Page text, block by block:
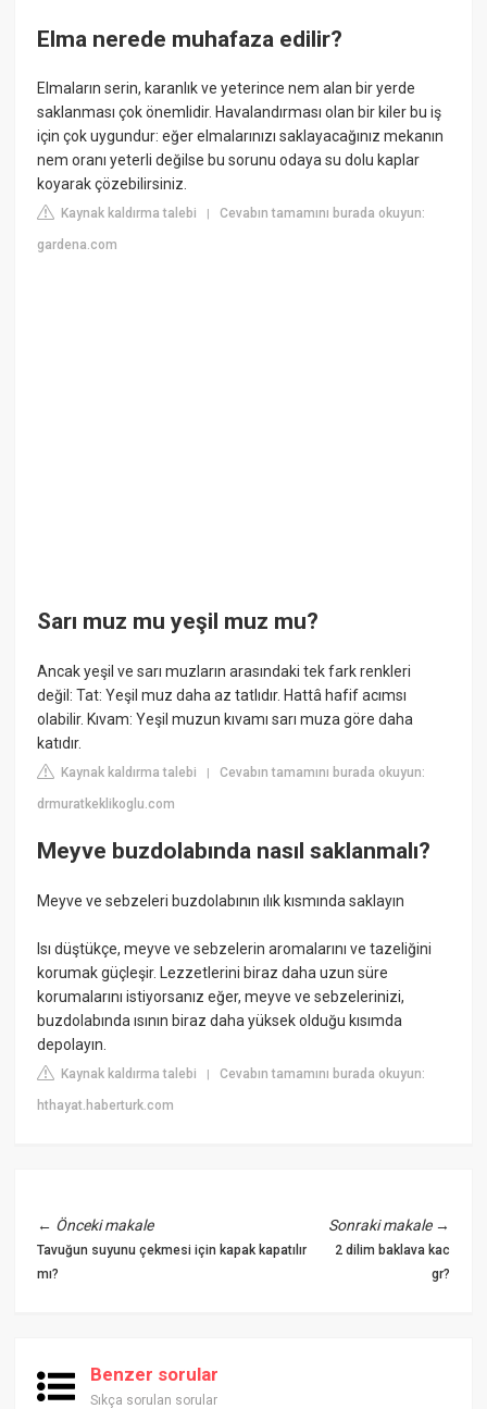
Elma nerede muhafaza edilir?
Elmaların serin, karanlık ve yeterince nem alan bir yerde
saklanması çok önemlidir. Havalandırması olan bir kiler bu iş
için çok uygundur: eğer elmalarınızı saklayacağınız mekanın
nem oranı yeterli değilse bu sorunu odaya su dolu kaplar
koyarak çözebilirsiniz.
Kaynak kaldırma talebi |Cevabın tamamını burada okuyun:
gardena.com
Sarı muz mu yeşil muz mu?
Ancak yeşil ve sarı muzların arasındaki tek fark renkleri
değil: Tat: Yeşil muz daha az tatlıdır. Hattâ hafif acımsı
olabilir. Kıvam: Yeşil muzun kıvamı sarı muza göre daha
katıdır.
Kaynak kaldırma talebi |Cevabın tamamını burada okuyun:
drmuratkeklikoglu.com
Meyve buzdolabında nasıl saklanmalı?
Meyve ve sebzeleri buzdolabının ılık kısmında saklayın
Isı düştükçe, meyve ve sebzelerin aromalarını ve tazeliğini
korumak güçleşir. Lezzetlerini biraz daha uzun süre
korumalarını istiyorsanız eğer, meyve ve sebzelerinizi,
buzdolabında ısının biraz daha yüksek olduğu kısımda
depolayın.
Kaynak kaldırma talebi |Cevabın tamamını burada okuyun:
hthayat.haberturk.com
← Önceki makale
Tavuğun suyunu çekmesi için kapak kapatılır
mı?
Sonraki makale→
2 dilim baklava kac
gr?
Benzer sorular
Sıkça sorulan sorular